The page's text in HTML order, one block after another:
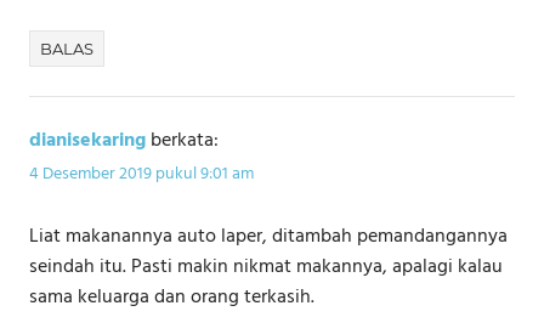
BALAS
dianisekaringberkata:
4 Desember 2019 pukul 9:01 am
Liat makanannya auto laper, ditambah pemandangannya
seindah itu. Pasti makin nikmat makannya, apalagi kalau
sama keluarga dan orang terkasih.